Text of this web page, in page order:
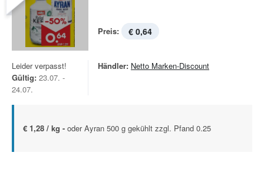
Preis: € 0,64
Leider verpasst!
Gültig: 23.07. -
24.07.
Händler: Netto Marken-Discount
€ 1,28 / kg - oder Ayran 500 g gekühlt zzgl. Pfand 0.25